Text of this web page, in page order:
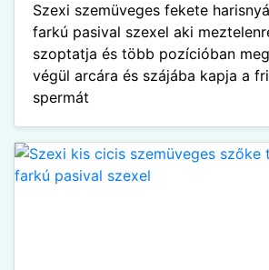
Szexi szemüveges fekete
farkú pasival szexel aki
szoptatja és több pozícióban
végül arcára és szájába kapja a
spermát